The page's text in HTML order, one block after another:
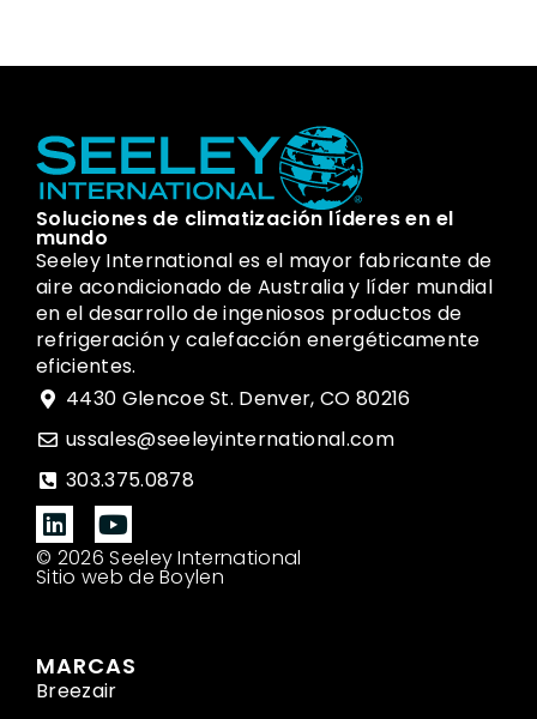
Soluciones de climatización líderes en el
mundo
Seeley International es el mayor fabricante de
aire acondicionado de Australia y líder mundial
en el desarrollo de ingeniosos productos de
refrigeración y calefacción energéticamente
eficientes.
4430 Glencoe St. Denver, CO 80216
ussales@seeleyinternational.com
303.375.0878
© 2026 Seeley International
Sitio web de Boylen
MARCAS
Breezair